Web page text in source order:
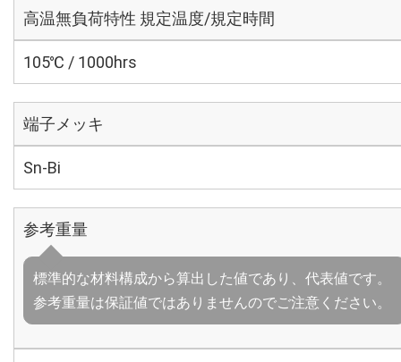
高温無負荷特性 規定温度/規定時間
105℃ / 1000hrs
端子メッキ
Sn-Bi
参考重量
標準的な材料構成から算出した値であり、代表値です。
参考重量は保証値ではありませんのでご注意ください。